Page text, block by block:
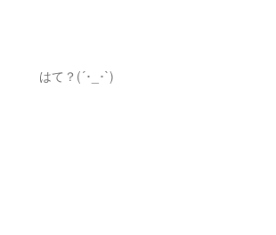
はて？(´･_･`)